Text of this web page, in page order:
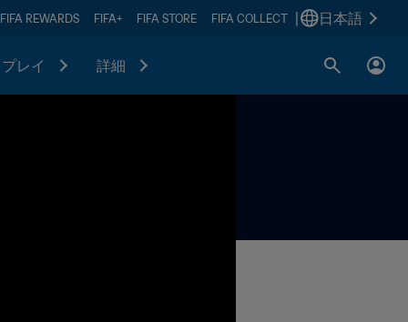
FIFA REWARDS FIFA+ FIFA STORE FIFA COLLECT 日本語
プレイ 詳細